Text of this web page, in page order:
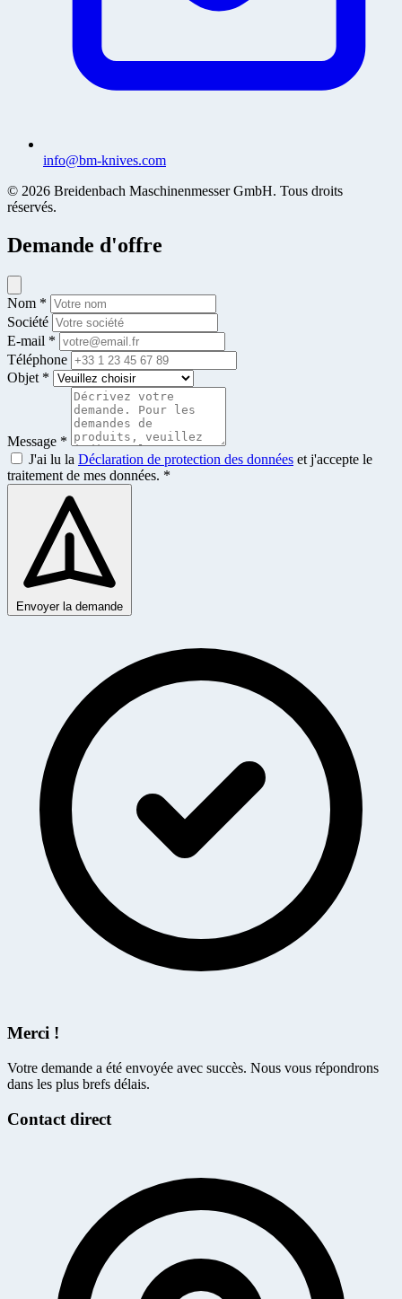
info@bm-knives.com
© 2026 Breidenbach Maschinenmesser GmbH. Tous droits
réservés.
Demande d'offre
Nom *
Société
E-mail *
Téléphone
Objet *
Message *
J'ai lu la Déclaration de protection des données et j'accepte le
traitement de mes données. *
Envoyer la demande
Merci !
Votre demande a été envoyée avec succès. Nous vous répondrons
dans les plus brefs délais.
Contact direct